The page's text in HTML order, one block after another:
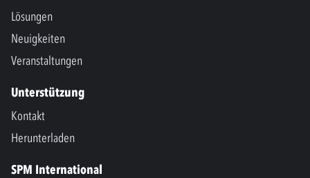
Lösungen
Neuigkeiten
Veranstaltungen
Unterstützung
Kontakt
Herunterladen
SPM International